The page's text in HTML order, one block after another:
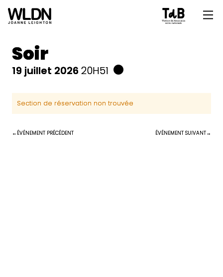
Soir
19 juillet 2026 20H51
Section de réservation non trouvée
ÉVÉNEMENT PRÉCÉDENT ÉVÉNEMENT SUIVANT